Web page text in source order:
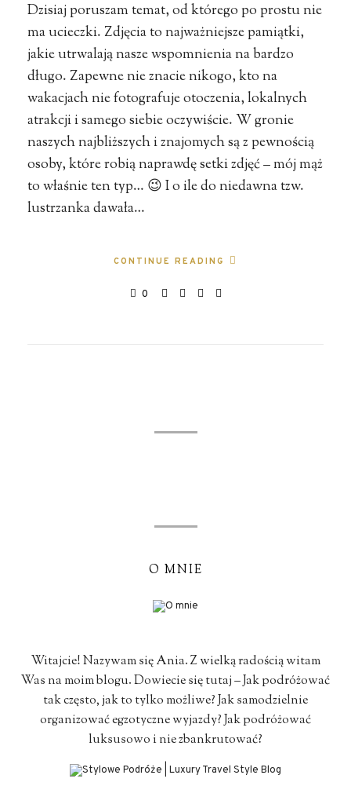
Dzisiaj poruszam temat, od którego po prostu nie
ma ucieczki. Zdjęcia to najważniejsze pamiątki,
jakie utrwalają nasze wspomnienia na bardzo
długo. Zapewne nie znacie nikogo, kto na
wakacjach nie fotografuje otoczenia, lokalnych
atrakcji i samego siebie oczywiście. W gronie
naszych najbliższych i znajomych są z pewnością
osoby, które robią naprawdę setki zdjęć – mój mąż
to właśnie ten typ… 😉 I o ile do niedawna tzw.
lustrzanka dawała…
CONTINUE READING
0
O MNIE
Witajcie! Nazywam się Ania. Z wielką radością witam
Was na moim blogu. Dowiecie się tutaj – Jak podróżować
tak często, jak to tylko możliwe? Jak samodzielnie
organizować egzotyczne wyjazdy? Jak podróżować
luksusowo i nie zbankrutować?